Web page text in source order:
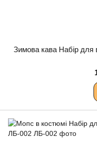
Зимова кава Набір для